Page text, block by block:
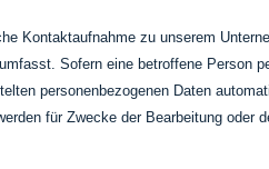
Kontaktaufnahme zu unserem
Sofern eine betroffene Person
personenbezogenen Daten
für Zwecke der Bearbeitung oder